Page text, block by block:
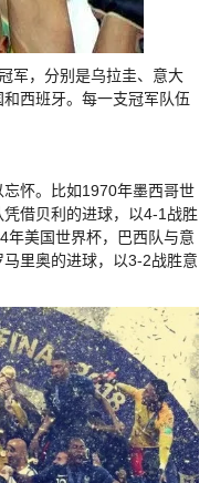
军，分别是乌拉圭、意大
西班牙。每一支冠军队伍
怀。比如1970年墨西哥世
借贝利的进球，以4-1战胜
年美国世界杯，巴西队与意
里奥的进球，以3-2战胜意